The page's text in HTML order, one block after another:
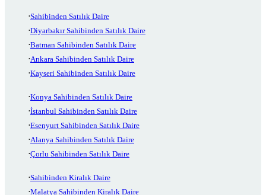
Sahibinden Satılık Daire
Diyarbakır Sahibinden Satılık Daire
Batman Sahibinden Satılık Daire
Ankara Sahibinden Satılık Daire
Kayseri Sahibinden Satılık Daire
Konya Sahibinden Satılık Daire
İstanbul Sahibinden Satılık Daire
Esenyurt Sahibinden Satılık Daire
Alanya Sahibinden Satılık Daire
Çorlu Sahibinden Satılık Daire
Sahibinden Kiralık Daire
Malatya Sahibinden Kiralık Daire